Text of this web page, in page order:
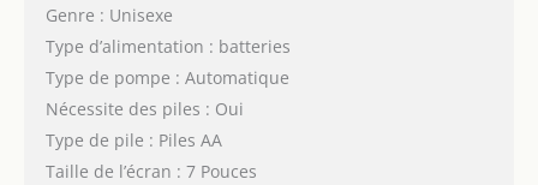
Genre : Unisexe
Type d’alimentation : batteries
Type de pompe : Automatique
Nécessite des piles : Oui
Type de pile : Piles AA
Taille de l’écran : 7 Pouces